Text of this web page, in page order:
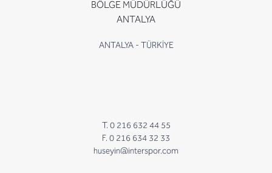
BÖLGE MÜDÜRLÜĞÜ
ANTALYA
ANTALYA - TÜRKİYE
T. 0 216 632 44 55
F. 0 216 634 32 33
huseyin@interspor.com